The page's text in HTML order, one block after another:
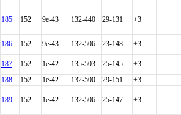
185 152 9e-43 132-440 29-131 +3
186 152 9e-43 132-506 23-148 +3
187 152 1e-42 135-503 25-145
+3
188 152 1e-42 132-500 29-151 +3
189 152 1e-42 132-506 25-147 +3